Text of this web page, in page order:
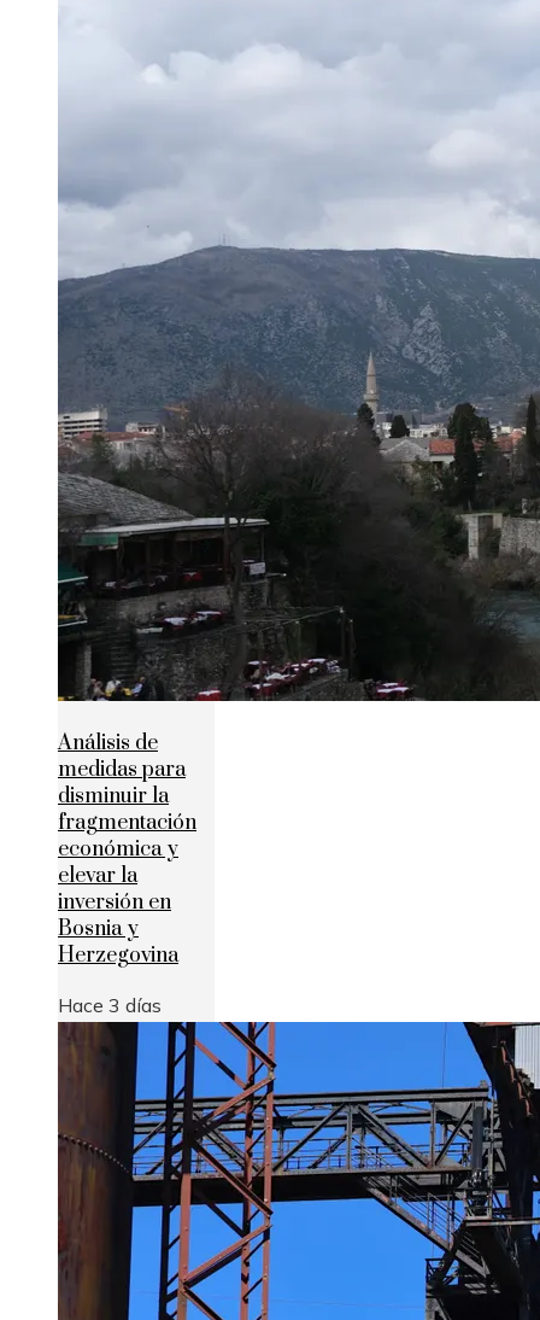
Análisis de
medidas para
disminuir la
fragmentación
económica y
elevar la
inversión en
Bosnia y
Herzegovina
Hace 3 días